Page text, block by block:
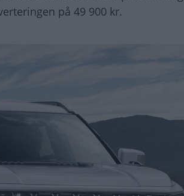
på 49 900 kr.